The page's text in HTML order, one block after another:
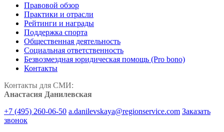
Правовой обзор
Практики и отрасли
Рейтинги и награды
Поддержка спорта
Общественная деятельность
Социальная ответственность
Безвозмездная юридическая помощь (Pro bono)
Контакты
Контакты для СМИ:
Анастасия Данилевская
+7 (495) 260-06-50 a.danilevskaya@regionservice.com Заказать
звонок